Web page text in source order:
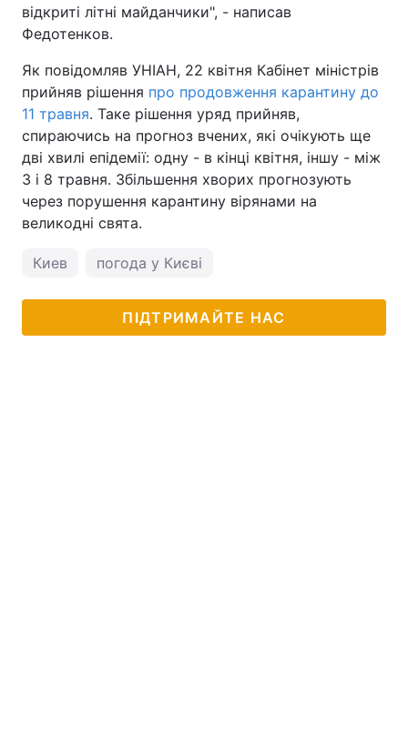
відкриті літні майданчики", - написав
Федотенков.
Як повідомляв УНІАН, 22 квітня Кабінет міністрів
прийняв рішення про продовження карантину до
11 травня. Таке рішення уряд прийняв,
спираючись на прогноз вчених, які очікують ще
дві хвилі епідемії: одну - в кінці квітня, іншу - між
3 і 8 травня. Збільшення хворих прогнозують
через порушення карантину вірянами на
великодні свята.
Киев погода у Києві
ПІДТРИМАЙТЕ НАС